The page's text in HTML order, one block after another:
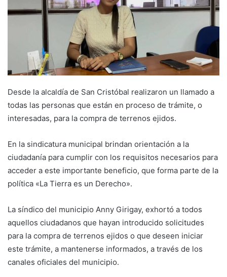
Desde la alcaldía de San Cristóbal realizaron un llamado a
todas las personas que están en proceso de trámite, o
interesadas, para la compra de terrenos ejidos.
En la sindicatura municipal brindan orientación a la
ciudadanía para cumplir con los requisitos necesarios para
acceder a este importante beneficio, que forma parte de la
política «La Tierra es un Derecho».
La síndico del municipio Anny Girigay, exhortó a todos
aquellos ciudadanos que hayan introducido solicitudes
para la compra de terrenos ejidos o que deseen iniciar
este trámite, a mantenerse informados, a través de los
canales oficiales del municipio.